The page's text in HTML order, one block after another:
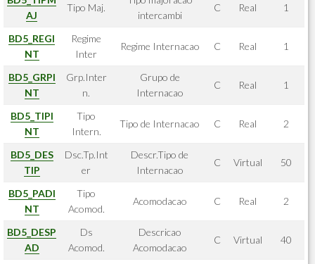
AJ
Tipo Maj.
intercambi
C Real 1
BD5_REGI
NT
Regime
Inter
Regime Internacao C Real 1
BD5_GRPI
NT
Grp.Inter
n.
Grupo de
Internacao
C Real 1
BD5_TIPI
NT
Tipo
Intern.
Tipo de Internacao C Real 2
BD5_DES
TIP
Dsc.Tp.Int
er
Descr.Tipo de
Internacao
C Virtual 50
BD5_PADI
NT
Tipo
Acomod.
Acomodacao C Real 2
BD5_DESP
AD
Ds
Acomod.
Descricao
Acomodacao
C Virtual 40